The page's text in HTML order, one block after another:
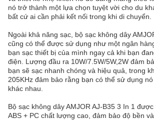
nó trở thành một lựa chọn tuyệt vời cho du
bất cứ ai cần phải kết nối trong khi di chuyển.
Ngoài khả năng sạc, bộ sạc không dây
cũng có thể được sử dụng như một ngân
bạn sạc thiết bị của mình ngay cả khi bạn
điện. Lượng đầu ra 10W/7.5W/5W,2W đảm
bạn sẽ sạc nhanh chóng và hiệu quả, trong
205KHz đảm bảo rằng bạn có thể sử dụng
khác nhau.
Bộ sạc không dây AMJOR AJ-B35 3 In 1
ABS + PC chất lượng cao, đảm bảo độ bền